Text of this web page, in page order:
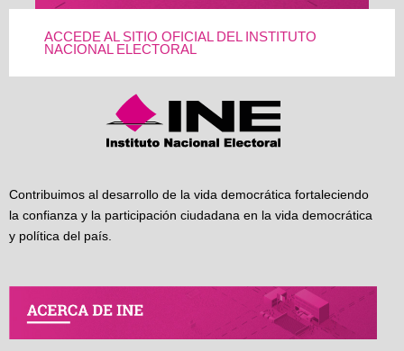
ACCEDE AL SITIO OFICIAL DEL INSTITUTO
NACIONAL ELECTORAL
Contribuimos al desarrollo de la vida democrática fortaleciendo
la confianza y la participación ciudadana en la vida democrática
y política del país.